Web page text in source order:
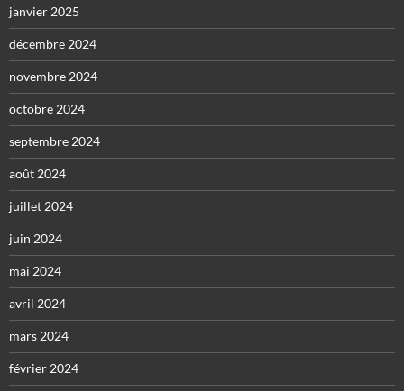
janvier 2025
décembre 2024
novembre 2024
octobre 2024
septembre 2024
août 2024
juillet 2024
juin 2024
mai 2024
avril 2024
mars 2024
février 2024